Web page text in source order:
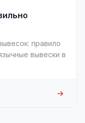
правило
вывески в